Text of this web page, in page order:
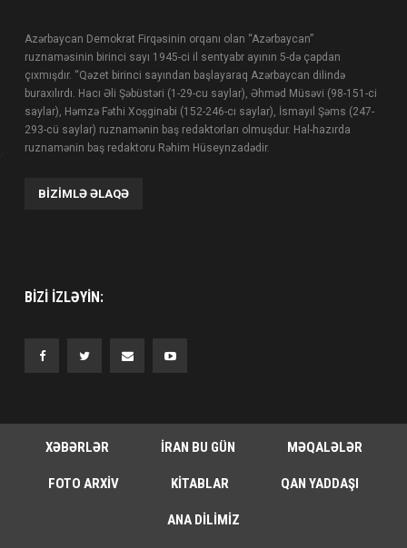
Azərbaycan Demokrat Firqəsinin orqanı olan “Azərbaycan”
ruznaməsinin birinci sayı 1945-ci il sentyabr ayının 5-də çapdan
çıxmışdır. “Qəzet birinci sayından başlayaraq Azərbaycan dilində
buraxılırdı. Hacı Əli Şəbüstəri (1-29-cu saylar), Əhməd Müsəvi (98-151-ci
saylar), Həmzə Fəthi Xoşginabi (152-246-cı saylar), İsmayıl Şəms (247-
293-cü saylar) ruznamənin baş redaktorları olmuşdur. Hal-hazırda
ruznamənin baş redaktoru Rəhim Hüseynzadədir.
BIZIMLƏ ƏLAQƏ
BIZI IZLƏYIN:
XƏBƏRLƏR İRAN BU GÜN MƏQALƏLƏR
FOTO ARXIV KITABLAR QAN YADDAŞI
ANA DILIMIZ